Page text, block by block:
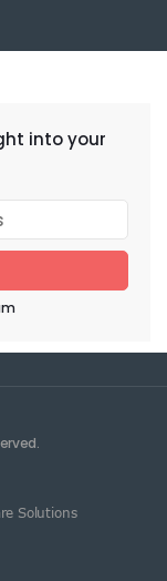
into your
Solutions